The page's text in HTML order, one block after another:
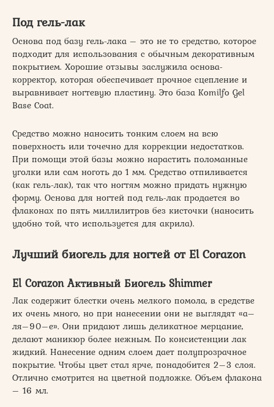
Под гель-лак
Основа под базу гель-лака – это не то средство, которое
подходит для использования с обычным декоративным
покрытием. Хорошие отзывы заслужила основа-
корректор, которая обеспечивает прочное сцепление и
выравнивает ногтевую пластину. Это база Komilfo Gel
Base Coat.
Средство можно наносить тонким слоем на всю
поверхность или точечно для коррекции недостатков.
При помощи этой базы можно нарастить поломанные
уголки или сам ноготь до 1 мм. Средство отпиливается
(как гель-лак), так что ногтям можно придать нужную
форму. Основа для ногтей под гель-лак продается во
флаконах по пять миллилитров без кисточки (наносить
удобно той, что используется для акрила).
Лучший биогель для ногтей от El Corazon
El Corazon Активный Биогель Shimmer
Лак содержит блестки очень мелкого помола, в средстве
их очень много, но при нанесении они не выглядят «а–
ля–90–е». Они придают лишь деликатное мерцание,
делают маникюр более нежным. По консистенции лак
жидкий. Нанесение одним слоем дает полупрозрачное
покрытие. Чтобы цвет стал ярче, понадобится 2–3 слоя.
Отлично смотрится на цветной подложке. Объем флакона
– 16 мл.